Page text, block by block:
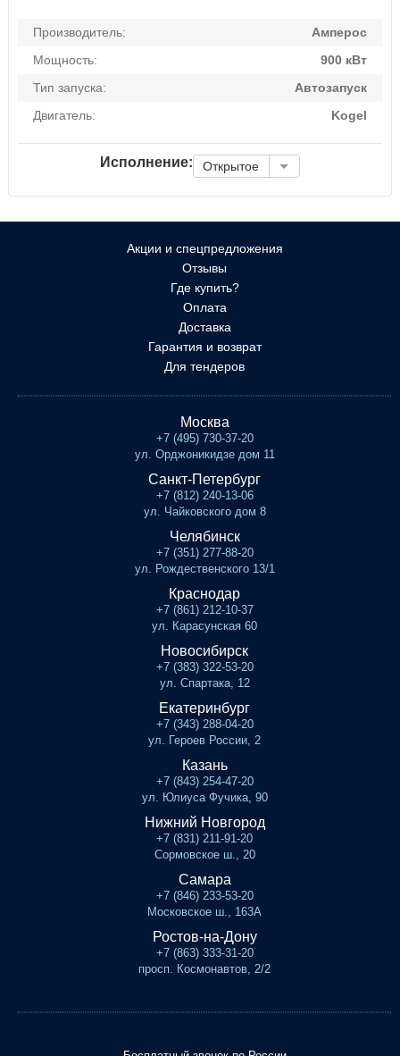
Производитель:
Амперос
Мощность:
900 кВт
Тип запуска:
Автозапуск
Двигатель:
Kogel
Исполнение: Открытое
Акции и спецпредложения
Отзывы
Где купить?
Оплата
Доставка
Гарантия и возврат
Для тендеров
Москва
+7 (495) 730-37-20
ул. Орджоникидзе дом 11
Санкт-Петербург
+7 (812) 240-13-06
ул. Чайковского дом 8
Челябинск
+7 (351) 277-88-20
ул. Рождественского 13/1
Краснодар
+7 (861) 212-10-37
ул. Карасунская 60
Новосибирск
+7 (383) 322-53-20
ул. Спартака, 12
Екатеринбург
+7 (343) 288-04-20
ул. Героев России, 2
Казань
+7 (843) 254-47-20
ул. Юлиуса Фучика, 90
Нижний Новгород
+7 (831) 211-91-20
Сормовское ш., 20
Самара
+7 (846) 233-53-20
Московское ш., 163А
Ростов-на-Дону
+7 (863) 333-31-20
просп. Космонавтов, 2/2